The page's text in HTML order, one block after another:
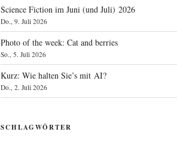
Science Fiction im Juni (und Juli) 2026
Do., 9. Juli 2026
Photo of the week: Cat and berries
So., 5. Juli 2026
Kurz: Wie halten Sie’s mit AI?
Do., 2. Juli 2026
SCHLAGWÖRTER